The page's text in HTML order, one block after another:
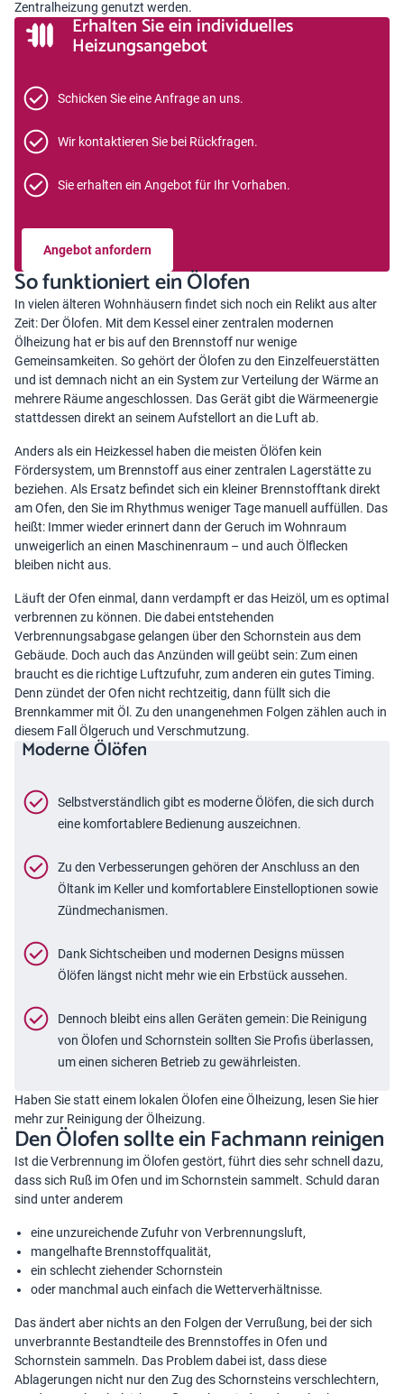
Zentralheizung genutzt werden.
Erhalten Sie ein individuelles
Heizungsangebot
Schicken Sie eine Anfrage an uns.
Wir kontaktieren Sie bei Rückfragen.
Sie erhalten ein Angebot für Ihr Vorhaben.
Angebot anfordern
So funktioniert ein Ölofen
In vielen älteren Wohnhäusern findet sich noch ein Relikt aus alter
Zeit: Der Ölofen. Mit dem Kessel einer zentralen modernen
Ölheizung hat er bis auf den Brennstoff nur wenige
Gemeinsamkeiten. So gehört der Ölofen zu den Einzelfeuerstätten
und ist demnach nicht an ein System zur Verteilung der Wärme an
mehrere Räume angeschlossen. Das Gerät gibt die Wärmeenergie
stattdessen direkt an seinem Aufstellort an die Luft ab.
Anders als ein Heizkessel haben die meisten Ölöfen kein
Fördersystem, um Brennstoff aus einer zentralen Lagerstätte zu
beziehen. Als Ersatz befindet sich ein kleiner Brennstofftank direkt
am Ofen, den Sie im Rhythmus weniger Tage manuell auffüllen. Das
heißt: Immer wieder erinnert dann der Geruch im Wohnraum
unweigerlich an einen Maschinenraum – und auch Ölflecken
bleiben nicht aus.
Läuft der Ofen einmal, dann verdampft er das Heizöl, um es optimal
verbrennen zu können. Die dabei entstehenden
Verbrennungsabgase gelangen über den Schornstein aus dem
Gebäude. Doch auch das Anzünden will geübt sein: Zum einen
braucht es die richtige Luftzufuhr, zum anderen ein gutes Timing.
Denn zündet der Ofen nicht rechtzeitig, dann füllt sich die
Brennkammer mit Öl. Zu den unangenehmen Folgen zählen auch in
diesem Fall Ölgeruch und Verschmutzung.
Moderne Ölöfen
Selbstverständlich gibt es moderne Ölöfen, die sich durch
eine komfortablere Bedienung auszeichnen.
Zu den Verbesserungen gehören der Anschluss an den
Öltank im Keller und komfortablere Einstelloptionen sowie
Zündmechanismen.
Dank Sichtscheiben und modernen Designs müssen
Ölöfen längst nicht mehr wie ein Erbstück aussehen.
Dennoch bleibt eins allen Geräten gemein: Die Reinigung
von Ölofen und Schornstein sollten Sie Profis überlassen,
um einen sicheren Betrieb zu gewährleisten.
Haben Sie statt einem lokalen Ölofen eine Ölheizung, lesen Sie hier
mehr zur Reinigung der Ölheizung.
Den Ölofen sollte ein Fachmann reinigen
Ist die Verbrennung im Ölofen gestört, führt dies sehr schnell dazu,
dass sich Ruß im Ofen und im Schornstein sammelt. Schuld daran
sind unter anderem
eine unzureichende Zufuhr von Verbrennungsluft,
mangelhafte Brennstoffqualität,
ein schlecht ziehender Schornstein
oder manchmal auch einfach die Wetterverhältnisse.
Das ändert aber nichts an den Folgen der Verrußung, bei der sich
unverbrannte Bestandteile des Brennstoffes in Ofen und
Schornstein sammeln. Das Problem dabei ist, dass diese
Ablagerungen nicht nur den Zug des Schornsteins verschlechtern,